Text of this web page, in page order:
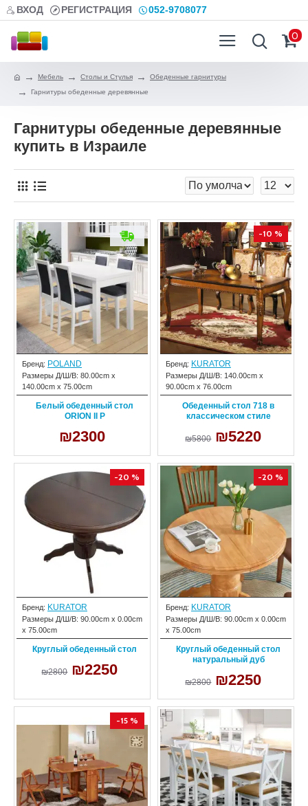
ВХОД РЕГИСТРАЦИЯ 052-9708077
0
Мебель Столы и Стулья
Обеденные гарнитуры
Гарнитуры обеденные деревянные
Гарнитуры обеденные деревянные
купить в Израиле
Бренд: POLAND
Размеры Д/Ш/В: 80.00cm x
140.00cm x 75.00cm
Белый обеденный стол
ORION II P
₪2300
-10 %
Бренд: KURATOR
Размеры Д/Ш/В: 140.00cm x
90.00cm x 76.00cm
Обеденный стол 718 в
классическом стиле
₪5800 ₪5220
-20 %
Бренд: KURATOR
Размеры Д/Ш/В: 90.00cm x 0.00cm
x 75.00cm
Круглый обеденный стол
₪2800 ₪2250
-20 %
Бренд: KURATOR
Размеры Д/Ш/В: 90.00cm x 0.00cm
x 75.00cm
Круглый обеденный стол
натуральный дуб
₪2800 ₪2250
-15 %